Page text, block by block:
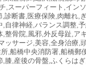
,スーパーフィート,イン
診断書,医療保険,肉離れ,
,自律神経,バランス調整,
,整骨院,風邪,外反母趾,ア
ッサージ,美容,全身治療,
,船橋中央消防署,船橋郵
,膝,産後の骨盤,ふくらは